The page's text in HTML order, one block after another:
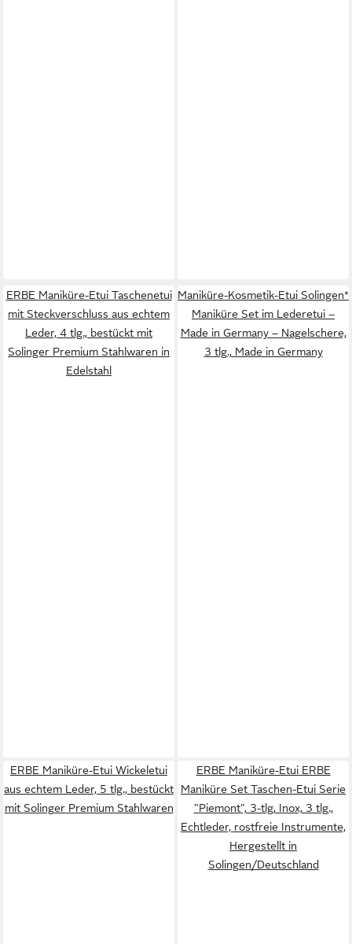
ERBE Maniküre-Etui Taschenetui
mit Steckverschluss aus echtem
Leder, 4 tlg., bestückt mit
Solinger Premium Stahlwaren in
Edelstahl
Maniküre-Kosmetik-Etui Solingen*
Maniküre Set im Lederetui –
Made in Germany – Nagelschere,
3 tlg., Made in Germany
ERBE Maniküre-Etui Wickeletui
aus echtem Leder, 5 tlg., bestückt
mit Solinger Premium Stahlwaren
ERBE Maniküre-Etui ERBE
Maniküre Set Taschen-Etui Serie
"Piemont", 3-tlg, Inox, 3 tlg.,
Echtleder, rostfreie Instrumente,
Hergestellt in
Solingen/Deutschland